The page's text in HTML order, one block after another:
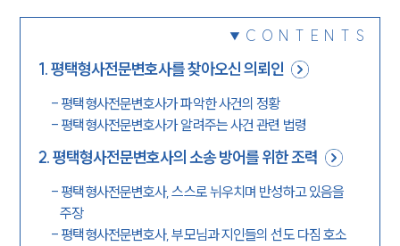
CONTENTS
1.평택형사전문변호사를 찾아오신 의뢰인
- 평택형사전문변호사가 파악한 사건의 정황
- 평택형사전문변호사가 알려주는 사건 관련 법령
2.평택형사전문변호사의 소송 방어를 위한 조력
- 평택형사전문변호사, 스스로 뉘우치며 반성하고 있음을
주장
- 평택형사전문변호사, 부모님과 지인들의 선도 다짐 호소